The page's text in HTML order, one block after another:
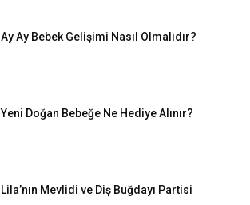
Ay Ay Bebek Gelişimi Nasıl Olmalıdır?
Yeni Doğan Bebeğe Ne Hediye Alınır?
Lila’nın Mevlidi ve Diş Buğdayı Partisi